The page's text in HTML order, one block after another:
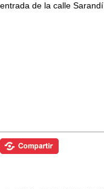
entrada de la calle Sarandí.